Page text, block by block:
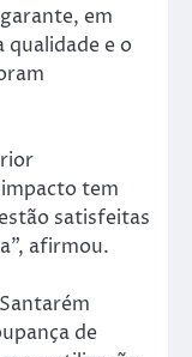
em
qualidade e o
tem
satisfeitas
afirmou.
de